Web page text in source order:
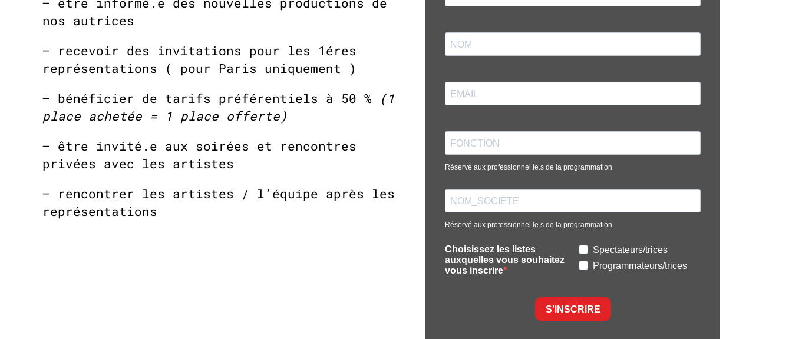
nos autrices
– recevoir des invitations pour les 1éres
représentations ( pour Paris uniquement )
– bénéficier de tarifs préférentiels à 50 %
(1
place achetée = 1 place offerte)
– être invité.e aux soirées et rencontres
privées avec les artistes
– rencontrer les artistes / l’équipe après les
représentations